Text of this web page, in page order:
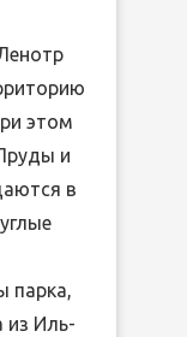
этом
и
в
парка,
из Иль-